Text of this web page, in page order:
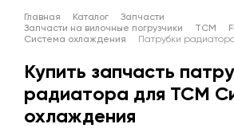
Главная Каталог
Запчасти
Запчасти на вилочные погрузчики
TCM
Система охлаждения
Патрубки
Купить запчасть
радиатора для TCM
охлаждения